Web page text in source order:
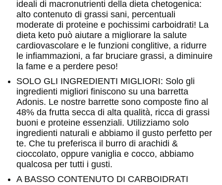
ideali di macronutrienti della dieta chetogenica:
alto contenuto di grassi sani, percentuali
moderate di proteine e pochissimi carboidrati! La
dieta keto può aiutare a migliorare la salute
cardiovascolare e le funzioni conglitive, a ridurre
le infiammazioni, a far bruciare grassi, a diminuire
la fame e a perdere peso!
SOLO GLI INGREDIENTI MIGLIORI: Solo gli
ingredienti migliori finiscono su una barretta
Adonis. Le nostre barrette sono composte fino al
48% da frutta secca di alta qualità, ricca di grassi
buoni e proteine essenziali. Utilizziamo solo
ingredienti naturali e abbiamo il gusto perfetto per
te. Che tu preferisca il burro di arachidi &
cioccolato, oppure vaniglia e cocco, abbiamo
qualcosa per tutti i gusti.
A BASSO CONTENUTO DI CARBOIDRATI